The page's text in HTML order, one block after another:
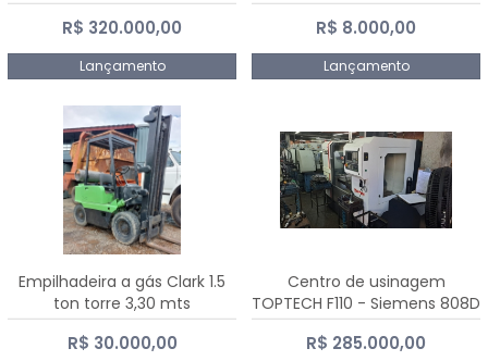
R$ 320.000,00
Lançamento
R$ 8.000,00
Lançamento
Empilhadeira a gás Clark 1.5
ton torre 3,30 mts
R$ 30.000,00
Centro de usinagem
TOPTECH F110 - Siemens 808D
Advanced
R$ 285.000,00